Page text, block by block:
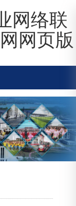
网络联
网页版